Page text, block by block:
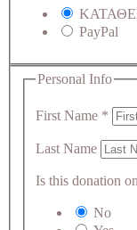
PayPal
Personal Info
First Name *
Last Name
Is this donation
No